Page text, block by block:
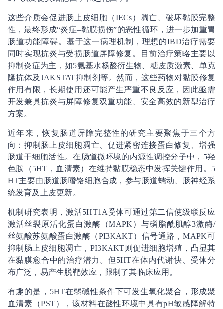
这些介质会促进肠上皮细胞（IECs）凋亡、破坏黏膜完整
性，最终形成“炎症–黏膜损伤”的恶性循环，进一步加重胃
肠道功能障碍。基于这一病理机制，理想的IBD治疗需要
同时实现抗炎与受损肠道屏障修复。目前治疗策略主要以
抑制炎症为主，如5氨基水杨酸衍生物、糖皮质激素、单克
隆抗体及JAKSTAT抑制剂等。然而，这些药物对黏膜修复
作用有限，长期使用还可能产生严重不良反应，因此亟需
开发兼具抗炎与屏障修复双重功能、安全高效的新型治疗
方案。
近年来，恢复肠道屏障完整性的研究主要聚焦于三个方
向：抑制肠上皮细胞凋亡、促进紧密连接蛋白修复、增强
肠道干细胞活性。在肠道微环境的内源性调控分子中，5羟
色胺（5HT，血清素）在维持黏膜稳态中发挥关键作用。5
HT主要由肠道肠嗜铬细胞合成，参与肠道蠕动、肠神经系
统发育及上皮更新。
机制研究表明，激活5HT1A受体可通过第二信使级联反应
激活丝裂原活化蛋白激酶（MAPK）与磷脂酰肌醇3激酶/
丝氨酸苏氨酸蛋白激酶（PI3KAKT）信号通路，MAPK可
抑制肠上皮细胞凋亡，PI3KAKT则促进细胞增殖，凸显其
在黏膜愈合中的治疗潜力。但5HT在体内代谢快、受体分
布广泛，易产生脱靶效应，限制了其临床应用。
有趣的是，5HT在弱碱性条件下可发生氧化聚合，形成聚
血清素（PST），该材料在酸性环境中具有pH敏感降解特